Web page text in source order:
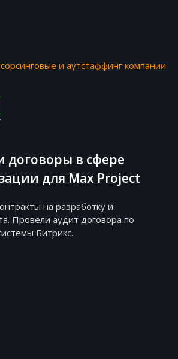
и аутстаффинг компании
договоры в сфере
для Max Project
на разработку и
Провели аудит договора по
Битрикс.